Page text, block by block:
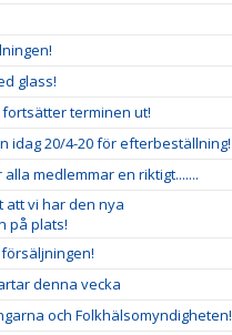
glass!
terminen ut!
idag 20/4-20 för efterbeställning!
medlemmar en riktigt.......
att vi har den nya
på plats!
försäljningen!
denna vecka
och Folkhälsomyndigheten!